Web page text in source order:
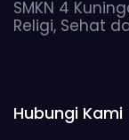
SMKN 4
Religi, Sehat
Hubungi Kami